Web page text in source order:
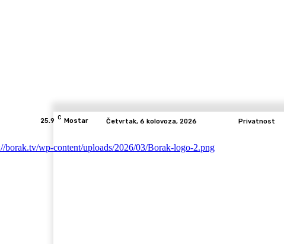
25.9 C Mostar Četvrtak, 6 kolovoza, 2026 Privatnost